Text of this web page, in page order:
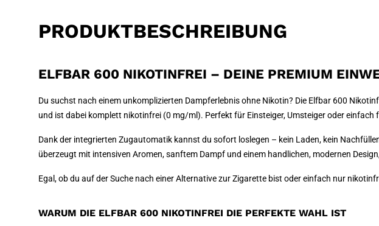
PRODUKTBESCHREIBUNG
ELFBAR 600 NIKOTINFREI – DEINE PREMIUM
Du suchst nach einem unkomplizierten Dampferlebnis ohne Nikotin? Die Elfbar 600
und ist dabei komplett nikotinfrei (0 mg/ml). Perfekt für Einsteiger, Umsteiger oder einfach
Dank der integrierten Zugautomatik kannst du sofort loslegen – kein Laden, kein
überzeugt mit intensiven Aromen, sanftem Dampf und einem handlichen, modernen
Egal, ob du auf der Suche nach einer Alternative zur Zigarette bist oder einfach nur
WARUM DIE ELFBAR 600 NIKOTINFREI DIE PERFEKTE WAHL IST